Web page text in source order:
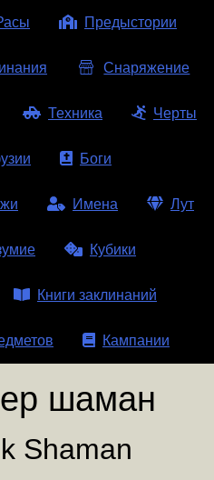
Предыстории
Снаряжение
Техника Черты
Боги
Имена Лут
Кубики
Книги заклинаний
Кампании
шаман
Shaman